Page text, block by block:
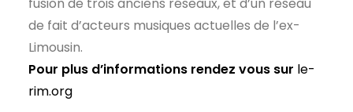
fusion de trois anciens réseaux, et d’un réseau
de fait d’acteurs musiques actuelles de l’ex-
Limousin.
Pour plus d’informations rendez vous sur le-
rim.org